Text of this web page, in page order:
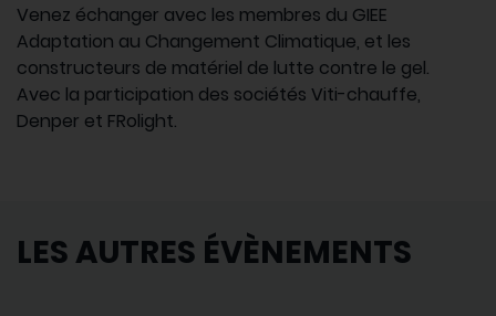
Venez échanger avec les membres du GIEE
Adaptation au Changement Climatique, et les
constructeurs de matériel de lutte contre le gel.
Avec la participation des sociétés Viti-chauffe,
Denper et FRolight.
LES AUTRES ÉVÈNEMENTS